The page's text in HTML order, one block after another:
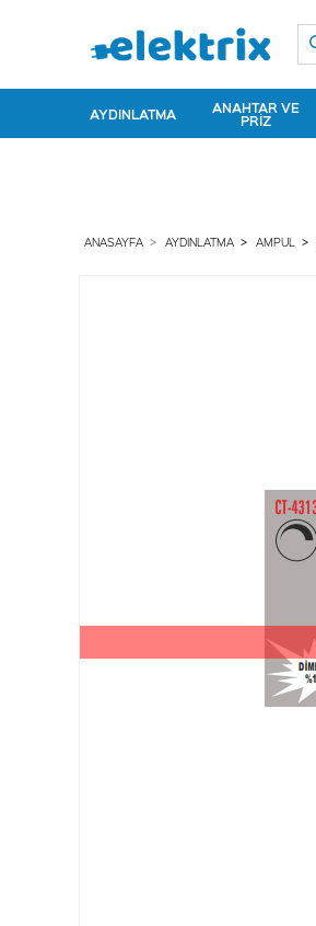
AYDINLATMA ANAHTAR VE
PRIZ
ANASAYFA AYDINLATMA AMPUL